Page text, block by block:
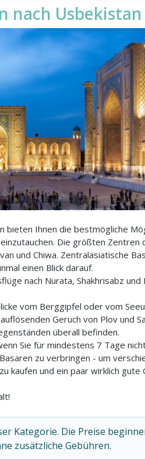
nach Usbekistan
bieten Ihnen die bestmögliche
Die größten Zentren
und Chiwa. Zentralasiatische
einen Blick darauf.
nach Nurata, Shakhrisabz und
vom Berggipfel oder vom
Geruch von Plov und
überall befinden.
Sie für mindestens 7 Tage
zu verbringen - um
kaufen und ein paar wirklich gute
Kategorie. Die Preise
zusätzliche Gebühren.